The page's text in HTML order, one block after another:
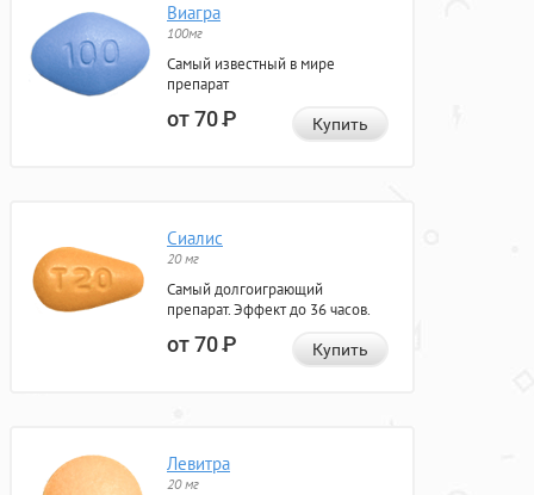
Виагра
100мг
Самый известный в мире
препарат
от 70Р Купить
Сиалис
20 мг
Самый долгоиграющий
препарат. Эффект до 36 часов.
от 70Р Купить
Левитра
20 мг